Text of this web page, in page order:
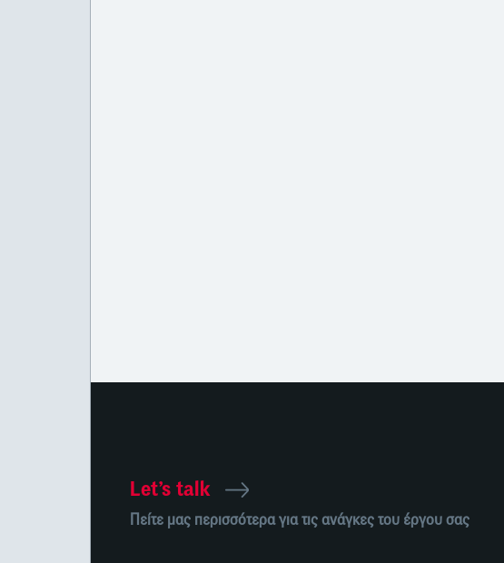
Let’s talk
Πείτε μας περισσότερα για τις ανάγκες του έργου σας